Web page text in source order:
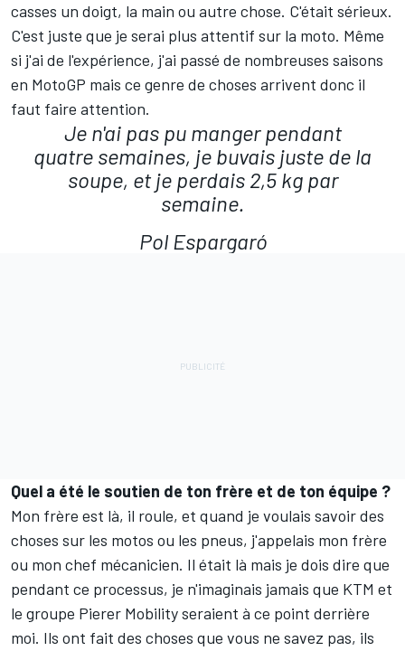
casses un doigt, la main ou autre chose. C'était sérieux.
C'est juste que je serai plus attentif sur la moto. Même
si j'ai de l'expérience, j'ai passé de nombreuses saisons
en MotoGP mais ce genre de choses arrivent donc il
faut faire attention.
Je n'ai pas pu manger pendant
quatre semaines, je buvais juste de la
soupe, et je perdais 2,5 kg par
semaine.
Pol Espargaró
Quel a été le soutien de ton frère et de ton équipe ?
Mon frère est là, il roule, et quand je voulais savoir des
choses sur les motos ou les pneus, j'appelais mon frère
ou mon chef mécanicien. Il était là mais je dois dire que
pendant ce processus, je n'imaginais jamais que KTM et
le groupe Pierer Mobility seraient à ce point derrière
moi. Ils ont fait des choses que vous ne savez pas, ils